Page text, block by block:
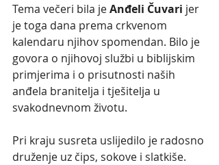
Tema večeri bila je Anđeli Čuvari jer
je toga dana prema crkvenom
kalendaru njihov spomendan. Bilo je
govora o njihovoj službi u biblijskim
primjerima i o prisutnosti naših
anđela branitelja i tješitelja u
svakodnevnom životu.
Pri kraju susreta uslijedilo je radosno
druženje uz čips, sokove i slatkiše.